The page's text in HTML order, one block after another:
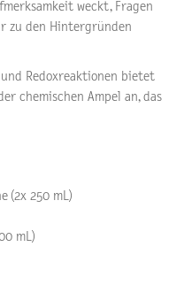
weckt, Fragen
zu den Hintergründen
und Redoxreaktionen bietet
chemischen Ampel an, das
(2x 250 mL)
mL)